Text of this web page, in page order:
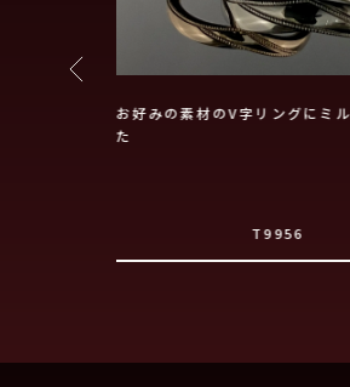
お好みの素材のV字リングにミ
た
T9956